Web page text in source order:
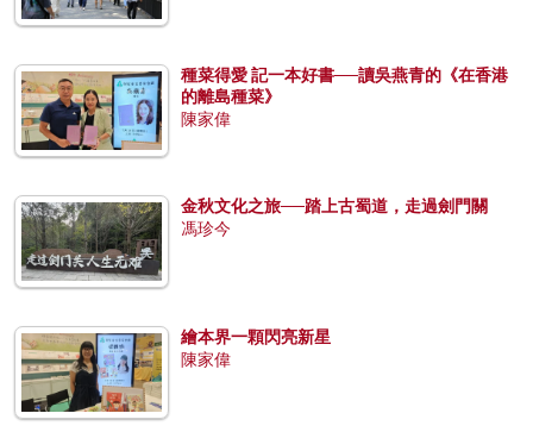
種菜得愛 記一本好書──讀吳燕青的《在香港
的離島種菜》
陳家偉
金秋文化之旅──踏上古蜀道，走過劍門關
馮珍今
繪本界一顆閃亮新星
陳家偉